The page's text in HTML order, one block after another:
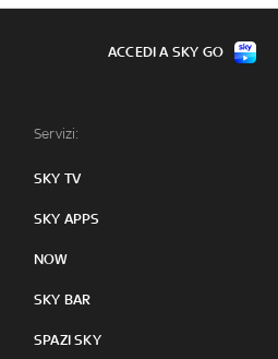
Servizi:
SKY TV
SKY APPS
NOW
SKY BAR
SPAZI SKY
ACCEDI A SKY GO